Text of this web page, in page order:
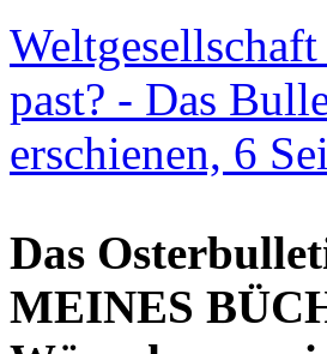
past? - Das
erschienen, 6
Das
MEINES